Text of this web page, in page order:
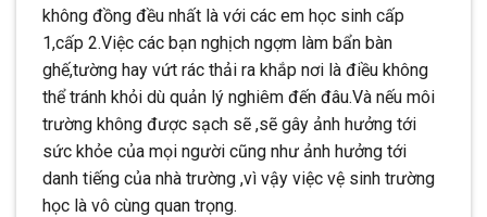
không đồng đều nhất là với các em học sinh cấp
1,cấp 2.Việc các bạn nghịch ngợm làm bẩn bàn
ghế,tường hay vứt rác thải ra khắp nơi là điều không
thể tránh khỏi dù quản lý nghiêm đến đâu.Và nếu môi
trường không được sạch sẽ ,sẽ gây ảnh hưởng tới
sức khỏe của mọi người cũng như ảnh hưởng tới
danh tiếng của nhà trường ,vì vậy việc vệ sinh trường
học là vô cùng quan trọng.